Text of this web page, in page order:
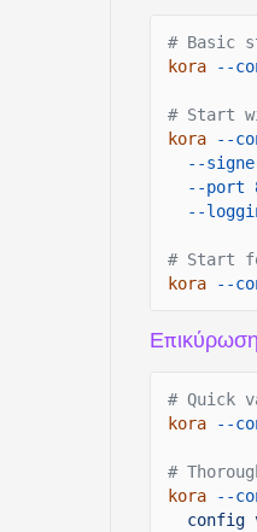
# Basic
kora
--
# Start
kora
--
--
--port
--
# Start
kora
--
# Quick
kora
--
#
kora
--
config